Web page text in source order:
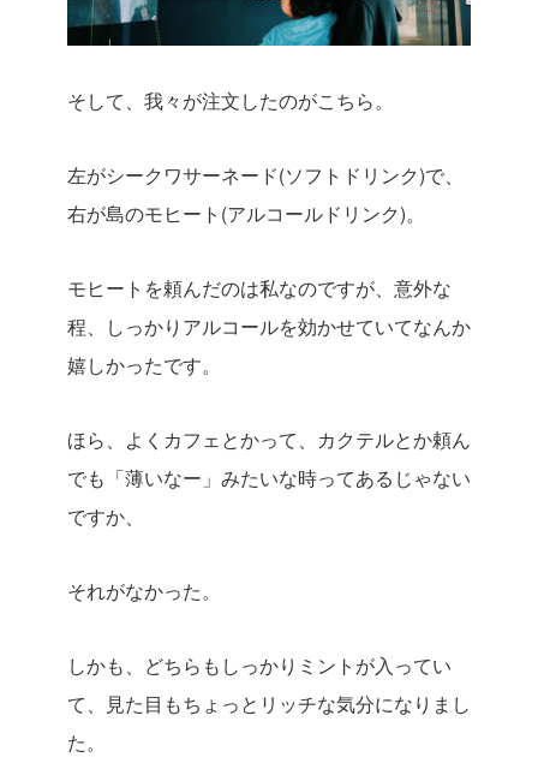
そして、我々が注文したのがこちら。
左がシークワサーネード(ソフトドリンク)で、
右が島のモヒート(アルコールドリンク)。
モヒートを頼んだのは私なのですが、意外な
程、しっかりアルコールを効かせていてなんか
嬉しかったです。
ほら、よくカフェとかって、カクテルとか頼ん
でも「薄いなー」みたいな時ってあるじゃない
ですか、
それがなかった。
しかも、どちらもしっかりミントが入ってい
て、見た目もちょっとリッチな気分になりまし
た。